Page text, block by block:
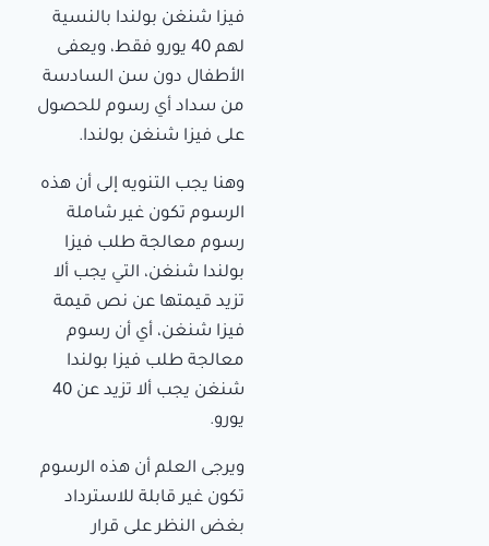
فيزا شنغن بولندا بالنسية
لهم 40 يورو فقط، ويعفى
الأطفال دون سن السادسة
من سداد أي رسوم للحصول
على فيزا شنغن بولندا.
وهنا يجب التنويه إلى أن هذه
الرسوم تكون غير شاملة
رسوم معالجة طلب فيزا
بولندا شنغن، التي يجب ألا
تزيد قيمتها عن نص قيمة
فيزا شنغن، أي أن رسوم
معالجة طلب فيزا بولندا
شنغن يجب ألا تزيد عن 40
يورو.
ويرجى العلم أن هذه الرسوم
تكون غير قابلة للاسترداد
بغض النظر على قرار